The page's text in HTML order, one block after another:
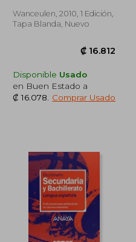
₡
Etapa Secundaria
Wanceulen, 2010, 1 Edición,
Tapa Blanda, Nuevo
Disponible Usado
en Buen Estado a
₡ 16.078
Comprar Usado